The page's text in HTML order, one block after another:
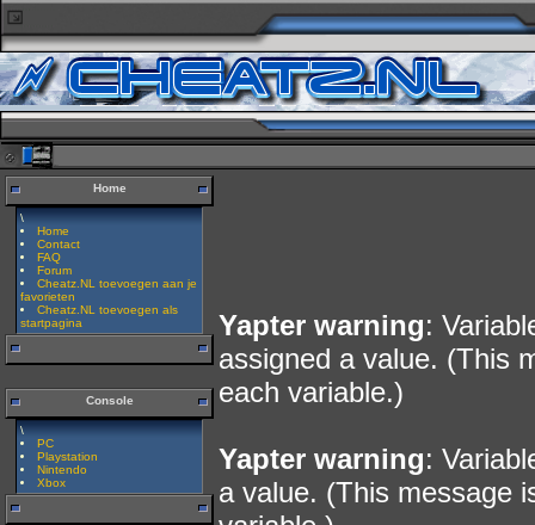
Home
\
Home
Contact
FAQ
Forum
Cheatz.NL toevoegen aan je
favorieten
Cheatz.NL toevoegen als
startpagina
Console
\
PC
Playstation
Nintendo
Xbox
Yapter warning:
assigned a value. (This
each variable.)
Yapter warning:
a value. (This message